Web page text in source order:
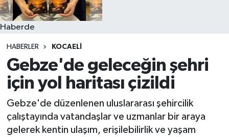
Haberde
HABERLER KOCAELI
Gebze'de geleceğin şehri
için yol haritası çizildi
Gebze'de düzenlenen uluslararası şehircilik
çalıştayında vatandaşlar ve uzmanlar bir araya
gelerek kentin ulaşım, erişilebilirlik ve yaşam
Son Dakika Haberleri